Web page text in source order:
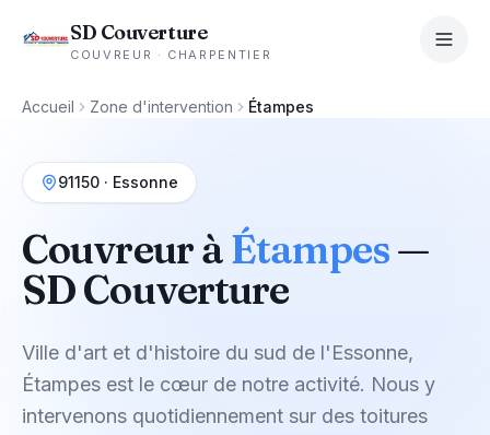
SD Couverture
COUVREUR · CHARPENTIER
Accueil Zone d'intervention Étampes
91150 · Essonne
Couvreur àÉtampes—
SD Couverture
Ville d'art et d'histoire du sud de l'Essonne,
Étampes est le cœur de notre activité. Nous y
intervenons quotidiennement sur des toitures